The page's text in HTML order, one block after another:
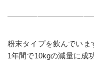
粉末タイプを飲んでいま
1年間で10kgの減量に成